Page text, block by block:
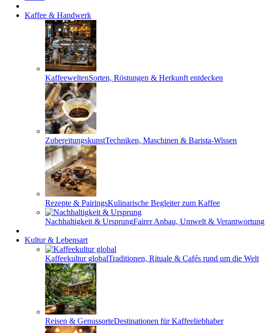
Kaffee & Handwerk
KaffeeweltenSorten, Röstungen & Herkunft entdecken
ZubereitungskunstTechniken, Maschinen & Barista-Wissen
Rezepte & PairingsKulinarische Begleiter zum Kaffee
Nachhaltigkeit & UrsprungFairer Anbau, Umwelt & Verantwortung
Kultur & Lebensart
Kaffeekultur globalTraditionen, Rituale & Cafés rund um die Welt
Reisen & GenussorteDestinationen für Kaffeeliebhaber